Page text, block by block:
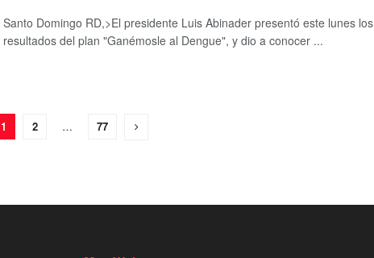
Santo Domingo RD,>El presidente Luis Abinader presentó este lunes los
resultados del plan "Ganémosle al Dengue", y dio a conocer ...
1 2 … 77